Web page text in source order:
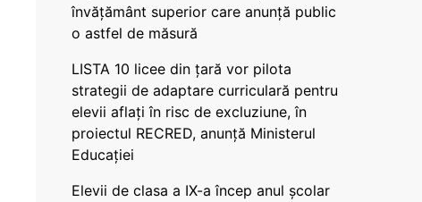
învățământ superior care anunță public
o astfel de măsură
LISTA 10 licee din țară vor pilota
strategii de adaptare curriculară pentru
elevii aflați în risc de excluziune, în
proiectul RECRED, anunță Ministerul
Educației
Elevii de clasa a IX-a încep anul școlar